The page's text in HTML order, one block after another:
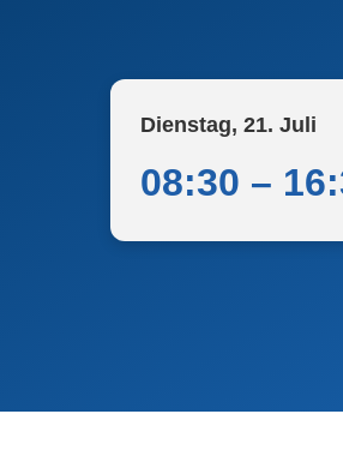
Dienstag, 21. Juli
08:30 –